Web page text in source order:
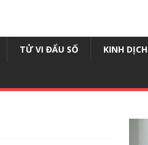
TỬ VI ĐẨU SỐ KINH DỊCH